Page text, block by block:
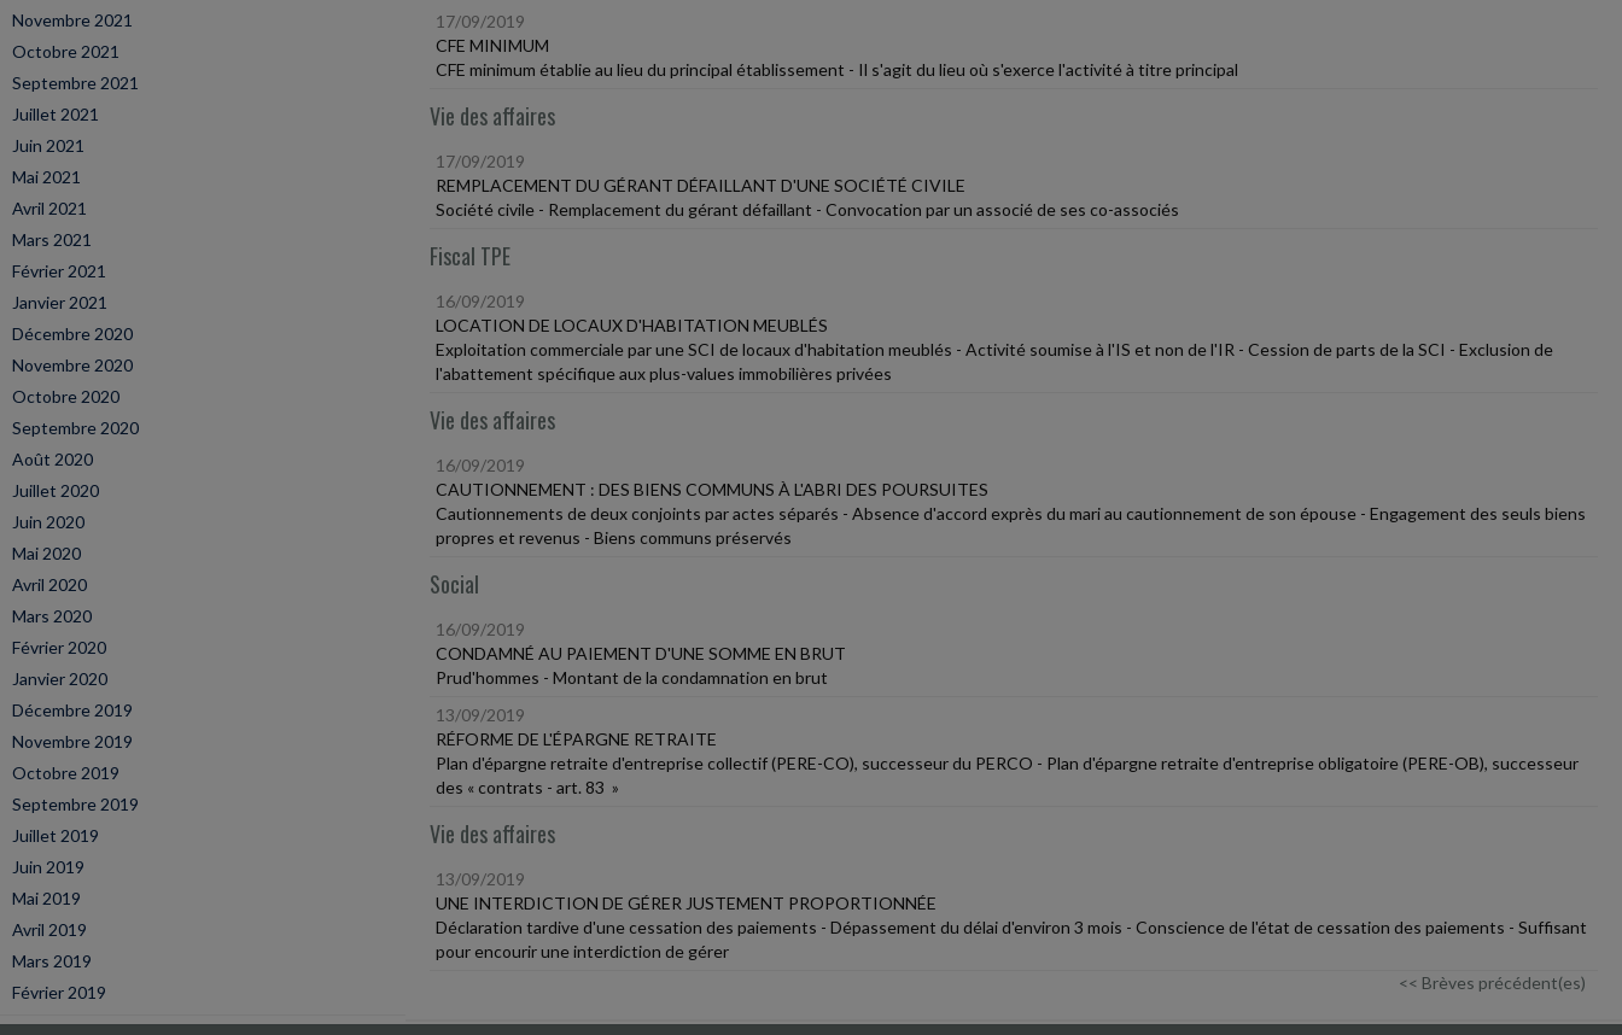
Novembre 2021
Octobre 2021
Septembre 2021
Juillet 2021
Juin 2021
Mai 2021
Avril 2021
Mars 2021
Février 2021
Janvier 2021
Décembre 2020
Novembre 2020
Octobre 2020
Septembre 2020
Août 2020
Juillet 2020
Juin 2020
Mai 2020
Avril 2020
Mars 2020
Février 2020
Janvier 2020
Décembre 2019
Novembre 2019
Octobre 2019
Septembre 2019
Juillet 2019
Juin 2019
Mai 2019
Avril 2019
Mars 2019
Février 2019
17/09/2019
CFE MINIMUM
CFE minimum établie au lieu du principal établissement - Il s'agit du lieu où s'exerce l'activité à titre principal
Vie des affaires
17/09/2019
REMPLACEMENT DU GÉRANT DÉFAILLANT D'UNE SOCIÉTÉ CIVILE
Société civile - Remplacement du gérant défaillant - Convocation par un associé de ses co-associés
Fiscal TPE
16/09/2019
LOCATION DE LOCAUX D'HABITATION MEUBLÉS
Exploitation commerciale par une SCI de locaux d'habitation meublés - Activité soumise à l'IS et non de l'IR - Cession de parts de la SCI - Exclusion de
l'abattement spécifique aux plus-values immobilières privées
Vie des affaires
16/09/2019
CAUTIONNEMENT : DES BIENS COMMUNS À L'ABRI DES POURSUITES
Cautionnements de deux conjoints par actes séparés - Absence d'accord exprès du mari au cautionnement de son épouse - Engagement des seuls biens
propres et revenus - Biens communs préservés
Social
16/09/2019
CONDAMNÉ AU PAIEMENT D'UNE SOMME EN BRUT
Prud'hommes - Montant de la condamnation en brut
13/09/2019
RÉFORME DE L'ÉPARGNE RETRAITE
Plan d'épargne retraite d'entreprise collectif (PERE-CO), successeur du PERCO - Plan d'épargne retraite d'entreprise obligatoire (PERE-OB), successeur
des « contrats - art. 83 »
Vie des affaires
13/09/2019
UNE INTERDICTION DE GÉRER JUSTEMENT PROPORTIONNÉE
Déclaration tardive d'une cessation des paiements - Dépassement du délai d'environ 3 mois - Conscience de l'état de cessation des paiements - Suffisant
pour encourir une interdiction de gérer
<< Brèves précédent(es)